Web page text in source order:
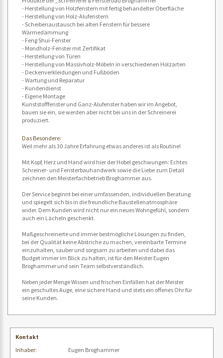
- Herstellung von Holzfenstern mit fertig behandelter Oberfläche
- Herstellung von Holz-Alufenstern
- Scheibenaustausch bei alten Fenstern für bessere
Wärmedämmung
- Feng Shui-Fenster
- Mondholz-Fenster mit Zertifikat
- Herstellung von Türen
- Herstellung von Massivholz-Möbeln in verschiedenen Holzarten
- Deckenverkleidungen und Fußböden
- Wartung und Reparatur
- Kundendienst
- Eigene Montage
Kunststofffenster und Ganz-Alufenster haben wir im Angebot,
bauen sie ein, sie werden aber nicht bei uns in der Schreinerei
produziert.
Das Besondere:
Weil mehr als 30 Jahre Erfahrung etwas anderes ist als Routine!
Mit Kopf, Herz und Hand wird hier der Hobel geschwungen: Echtes
Schreiner- und Fensterbauhandwerk sowie die Liebe zum Detail
zeichnen den Meisterfachbetrieb Broghammer aus.
Der Service beginnt bei einer umfassenden, individuellen Beratung
und spiegelt sich bis in die freundliche Baustellenatmosphäre
wider. Dem Kunden wird nicht nur ein neues Wohngefühl, sondern
auch ein Lächeln geschenkt.
Maßgeschreinerte und immer bestmögliche Lösungen zu finden,
bei der Qualität keine Abstriche zu machen, vereinbarte Termine
einzuhalten, sauber und sorgsam zu arbeiten und dabei das
Budget immer im Blick zu halten, ist für den Meister Eugen
Broghammer und sein Team selbstverständlich.
Neben jeder Menge Wissen und frischen Einfällen hat der Meister
ein geschultes Auge, eine sichere Hand und stets ein offenes Ohr für
seine Kunden.
Kontakt
Inhaber:
Eugen Broghammer